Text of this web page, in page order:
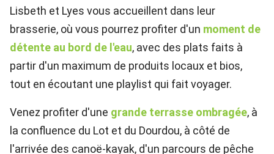
Lisbeth et Lyes vous accueillent dans leur
brasserie, où vous pourrez profiter d'un moment de
détente au bord de l'eau, avec des plats faits à
partir d'un maximum de produits locaux et bios,
tout en écoutant une playlist qui fait voyager.
Venez profiter d'une grande terrasse ombragée, à
la confluence du Lot et du Dourdou, à côté de
l'arrivée des canoë-kayak, d'un parcours de pêche